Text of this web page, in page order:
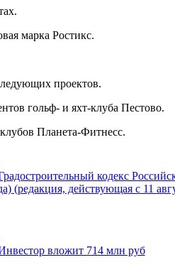
марка Ростикс.
проектов.
гольф- и яхт-клуба Пестово.
Планета-Фитнесс.